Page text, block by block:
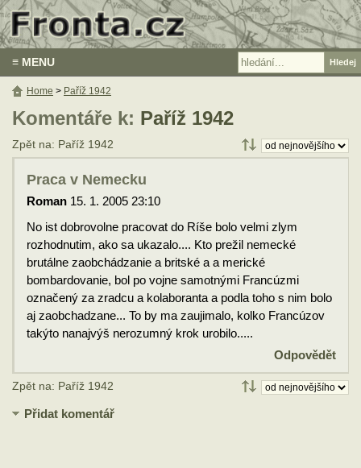
≡ MENU
Komentáře k: Paříž 1942
Zpět na: Paříž 1942
Praca v Nemecku
Roman 15. 1. 2005 23:10
No ist dobrovolne pracovat do Ríše bolo velmi zlym
rozhodnutim, ako sa ukazalo.... Kto prežil nemecké
brutálne zaobchádzanie a britské a a merické
bombardovanie, bol po vojne samotnými Francúzmi
označený za zradcu a kolaboranta a podla toho s nim bolo
aj zaobchadzane... To by ma zaujimalo, kolko Francúzov
takýto nanajvýš nerozumný krok urobilo.....
Odpovědět
Zpět na: Paříž 1942
Přidat komentář
Home > Paříž 1942